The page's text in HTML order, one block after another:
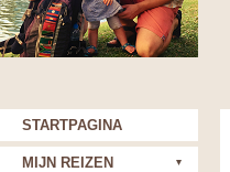
STARTPAGINA
MIJN REIZEN